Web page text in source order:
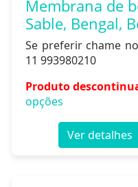
Membrana de
Sable, Bengal,
Se preferir chame
11 993980210
Produto
opções
Ver detalhes